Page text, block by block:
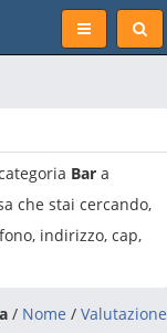
Bar a
che stai cercando,
indirizzo, cap,
/ Nome / Valutazione